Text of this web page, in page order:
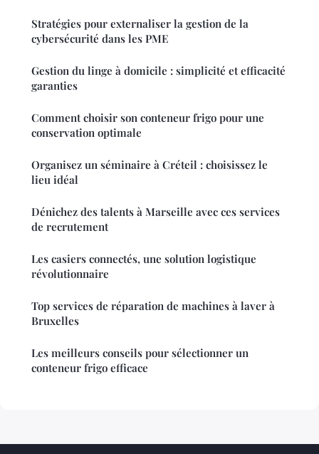
Stratégies pour externaliser la gestion de la
cybersécurité dans les PME
Gestion du linge à domicile : simplicité et efficacité
garanties
Comment choisir son conteneur frigo pour une
conservation optimale
Organisez un séminaire à Créteil : choisissez le
lieu idéal
Dénichez des talents à Marseille avec ces services
de recrutement
Les casiers connectés, une solution logistique
révolutionnaire
Top services de réparation de machines à laver à
Bruxelles
Les meilleurs conseils pour sélectionner un
conteneur frigo efficace